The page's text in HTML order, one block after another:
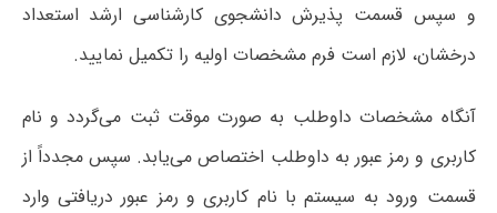
و سپس قسمت پذیرش دانشجوی کارشناسی ارشد استعداد
درخشان، لازم است فرم مشخصات اولیه را تکمیل نمایید.
آنگاه مشخصات داوطلب به صورت موقت ثبت می‌گردد و نام
کاربری و رمز عبور به داوطلب اختصاص می‌یابد. سپس مجدداً از
قسمت ورود به سیستم با نام کاربری و رمز عبور دریافتی وارد